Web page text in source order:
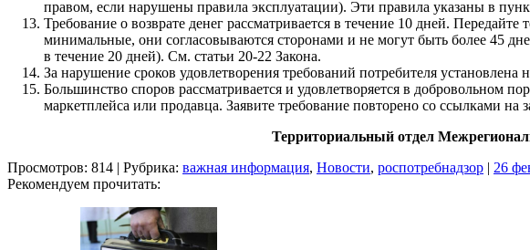
правом, если нарушены правила эксплуатации). Эти правила указаны в
Требование о возврате денег рассматривается в течение 10 дней.
минимальные, они согласовываются сторонами и не могут быть более 45
в течение 20 дней). См. статьи 20-22 Закона.
За нарушение сроков удовлетворения требований потребителя установлена
Большинство споров рассматривается и удовлетворяется в добровольном
маркетплейса или продавца. Заявите требование повторено со ссылками на
Территориальный отдел
Просмотров: 814 | Рубрика: важная информация, Новости, роспотребнадзор | 26
Рекомендуем прочитать: